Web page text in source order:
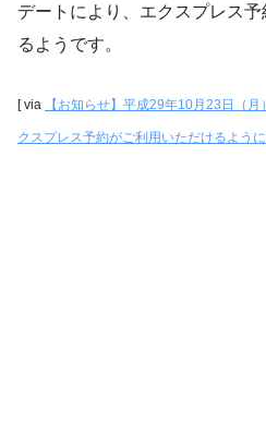
デートにより、エクスプレス
るようです。
[ via 【お知らせ】平成29年10月23日（
クスプレス予約がご利用いただけるように